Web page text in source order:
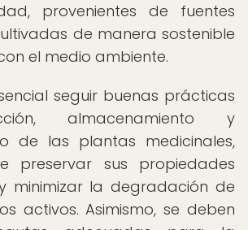
provenientes de fuentes
de manera sostenible
el medio ambiente.
seguir buenas prácticas
almacenamiento y
de las plantas medicinales,
preservar sus propiedades
minimizar la degradación de
activos. Asimismo, se deben